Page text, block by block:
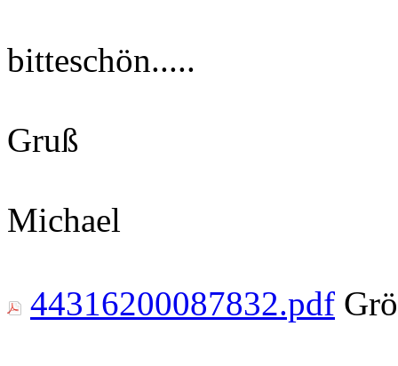
bitteschön.....
Gruß
Michael
44316200087832.pdf